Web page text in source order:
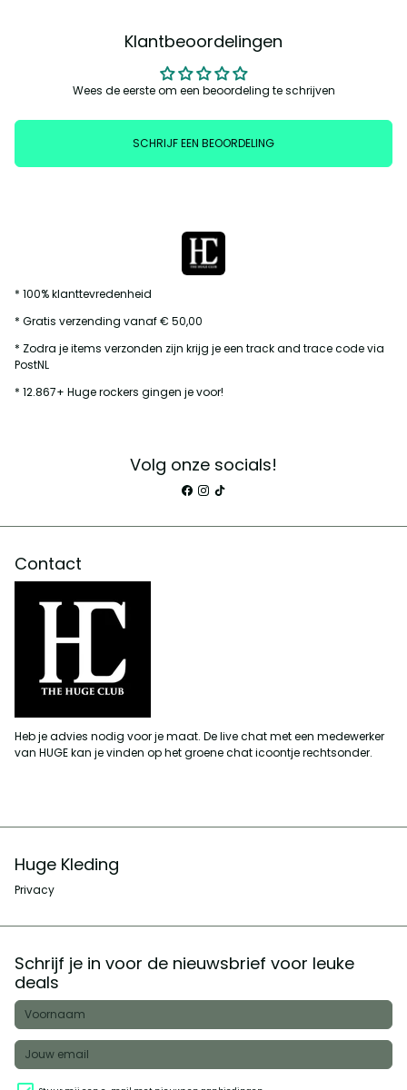
Klantbeoordelingen
Wees de eerste om een beoordeling te schrijven
SCHRIJF EEN BEOORDELING
* 100% klanttevredenheid
* Gratis verzending vanaf € 50,00
* Zodra je items verzonden zijn krijg je een track and trace code via
PostNL
* 12.867+ Huge rockers gingen je voor!
Volg onze socials!
Contact
Heb je advies nodig voor je maat. De live chat met een medewerker
van HUGE kan je vinden op het groene chat icoontje rechtsonder.
Huge Kleding
Privacy
Schrijf je in voor de nieuwsbrief voor leuke
deals